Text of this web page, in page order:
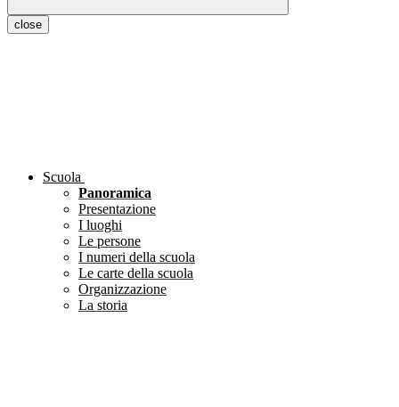
close
Scuola
Panoramica
Presentazione
I luoghi
Le persone
I numeri della scuola
Le carte della scuola
Organizzazione
La storia